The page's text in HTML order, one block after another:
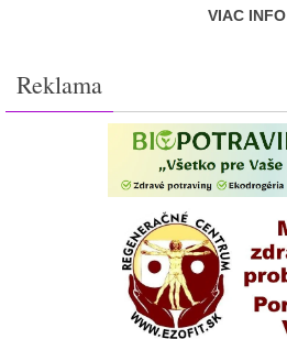
VIAC INFO
Reklama